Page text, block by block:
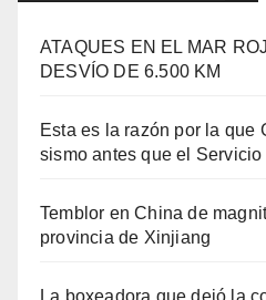
ATAQUES EN EL MAR
DESVÍO DE 6.500 KM
Esta es la razón por la que
sismo antes que el
Temblor en China de
provincia de Xinjiang